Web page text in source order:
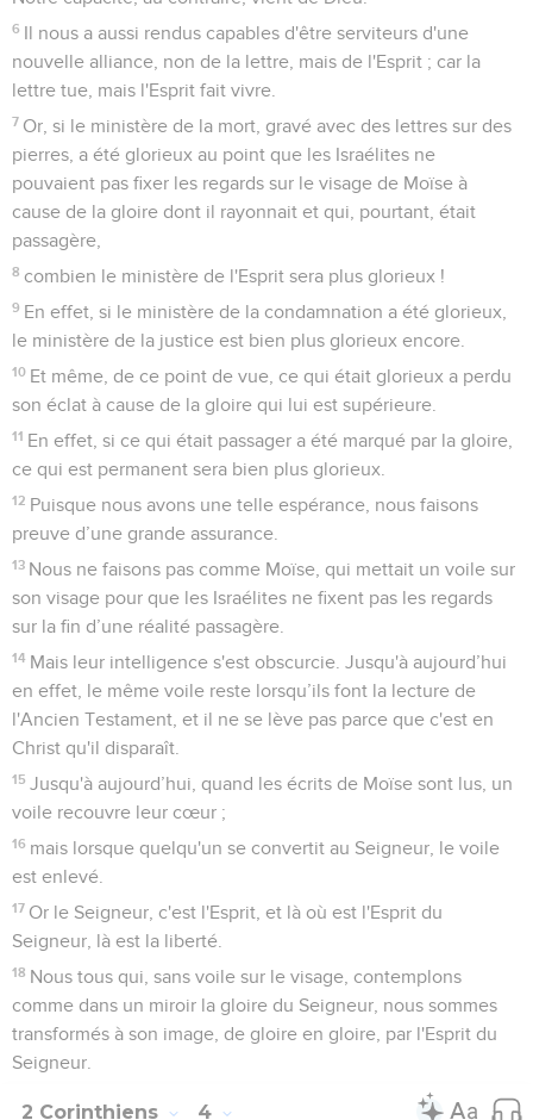
6 Il nous a aussi rendus capables d'être serviteurs d'une
nouvelle alliance, non de la lettre, mais de l'Esprit ; car la
lettre tue, mais l'Esprit fait vivre.
7 Or, si le ministère de la mort, gravé avec des lettres sur des
pierres, a été glorieux au point que les Israélites ne
pouvaient pas fixer les regards sur le visage de Moïse à
cause de la gloire dont il rayonnait et qui, pourtant, était
passagère,
8 combien le ministère de l'Esprit sera plus glorieux !
9 En effet, si le ministère de la condamnation a été glorieux,
le ministère de la justice est bien plus glorieux encore.
10 Et même, de ce point de vue, ce qui était glorieux a perdu
son éclat à cause de la gloire qui lui est supérieure.
11 En effet, si ce qui était passager a été marqué par la gloire,
ce qui est permanent sera bien plus glorieux.
12 Puisque nous avons une telle espérance, nous faisons
preuve d’une grande assurance.
13 Nous ne faisons pas comme Moïse, qui mettait un voile sur
son visage pour que les Israélites ne fixent pas les regards
sur la fin d’une réalité passagère.
14 Mais leur intelligence s'est obscurcie. Jusqu'à aujourd’hui
en effet, le même voile reste lorsqu’ils font la lecture de
l'Ancien Testament, et il ne se lève pas parce que c'est en
Christ qu'il disparaît.
15 Jusqu'à aujourd’hui, quand les écrits de Moïse sont lus, un
voile recouvre leur cœur ;
16 mais lorsque quelqu'un se convertit au Seigneur, le voile
est enlevé.
17 Or le Seigneur, c'est l'Esprit, et là où est l'Esprit du
Seigneur, là est la liberté.
18 Nous tous qui, sans voile sur le visage, contemplons
comme dans un miroir la gloire du Seigneur, nous sommes
transformés à son image, de gloire en gloire, par l'Esprit du
Seigneur.
2 Corinthiens 4